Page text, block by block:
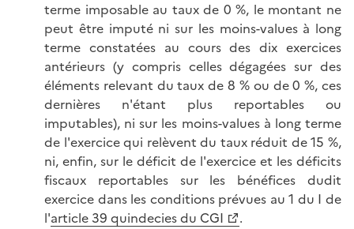
terme imposable au taux de 0 %, le montant ne
peut être imputé ni sur les moins-values à long
terme constatées au cours des dix exercices
antérieurs (y compris celles dégagées sur des
éléments relevant du taux de 8 % ou de 0 %, ces
dernières n'étant plus reportables ou
imputables), ni sur les moins-values à long terme
de l'exercice qui relèvent du taux réduit de 15 %,
ni, enfin, sur le déficit de l'exercice et les déficits
fiscaux reportables sur les bénéfices dudit
exercice dans les conditions prévues au 1 du I de
l'article 39 quindecies du CGI
.